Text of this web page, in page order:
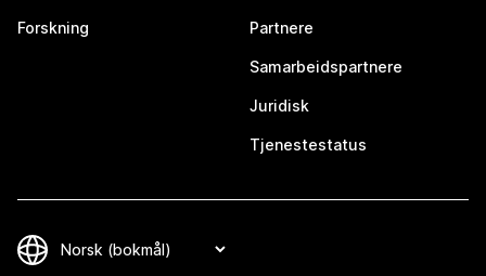
Forskning Partnere
Samarbeidspartnere
Juridisk
Tjenestestatus